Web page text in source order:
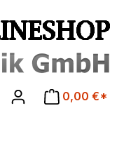
0,00 €*